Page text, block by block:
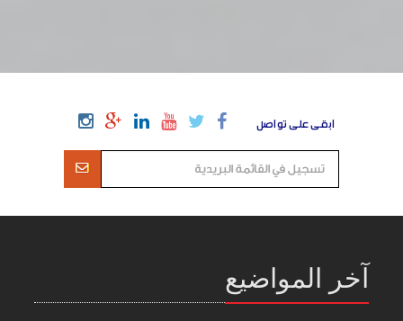
ابقى على تواصل
آخر المواضيع